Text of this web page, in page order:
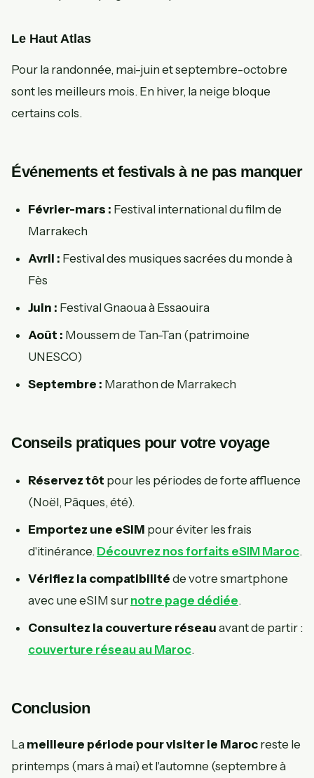
Le Haut Atlas
Pour la randonnée, mai-juin et septembre-octobre
sont les meilleurs mois. En hiver, la neige bloque
certains cols.
Événements et festivals à ne pas manquer
Février-mars : Festival international du film de
Marrakech
Avril : Festival des musiques sacrées du monde à
Fès
Juin : Festival Gnaoua à Essaouira
Août : Moussem de Tan-Tan (patrimoine
UNESCO)
Septembre : Marathon de Marrakech
Conseils pratiques pour votre voyage
Réservez tôt pour les périodes de forte affluence
(Noël, Pâques, été).
Emportez une eSIM pour éviter les frais
d'itinérance. Découvrez nos forfaits eSIM Maroc.
Vérifiez la compatibilité de votre smartphone
avec une eSIM sur notre page dédiée.
Consultez la couverture réseau avant de partir :
couverture réseau au Maroc.
Conclusion
La meilleure période pour visiter le Maroc reste le
printemps (mars à mai) et l'automne (septembre à